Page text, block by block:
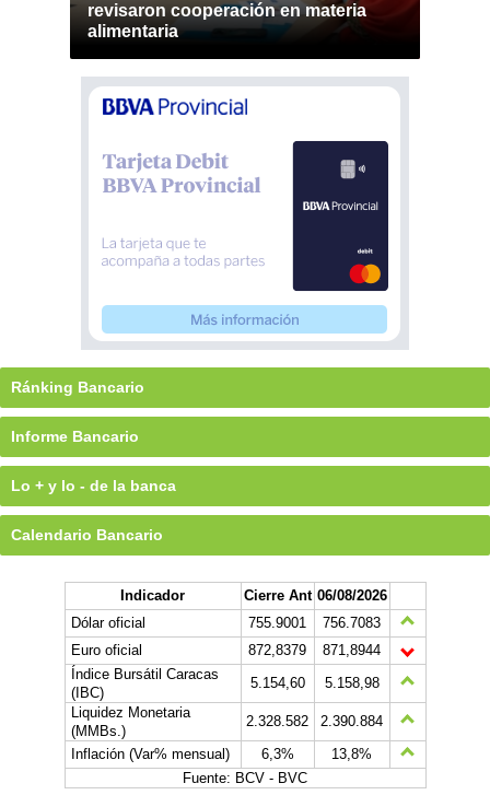
revisaron cooperación en materia
alimentaria
Ránking Bancario
Informe Bancario
Lo + y lo - de la banca
Calendario Bancario
Indicador Cierre Ant 06/08/2026
Dólar oficial
755.9001
756.7083
Euro oficial
872,8379
871,8944
Índice Bursátil Caracas
(IBC)
5.154,60
5.158,98
Liquidez Monetaria
(MMBs.)
2.328.582
2.390.884
Inflación (Var% mensual)
6,3%
13,8%
Fuente: BCV - BVC